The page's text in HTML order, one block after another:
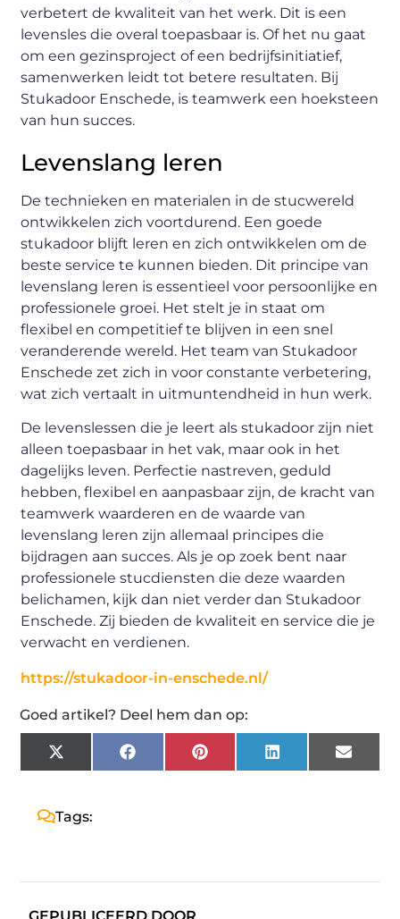
verbetert de kwaliteit van het werk. Dit is een
levensles die overal toepasbaar is. Of het nu gaat
om een gezinsproject of een bedrijfsinitiatief,
samenwerken leidt tot betere resultaten. Bij
Stukadoor Enschede, is teamwerk een hoeksteen
van hun succes.
Levenslang leren
De technieken en materialen in de stucwereld
ontwikkelen zich voortdurend. Een goede
stukadoor blijft leren en zich ontwikkelen om de
beste service te kunnen bieden. Dit principe van
levenslang leren is essentieel voor persoonlijke en
professionele groei. Het stelt je in staat om
flexibel en competitief te blijven in een snel
veranderende wereld. Het team van Stukadoor
Enschede zet zich in voor constante verbetering,
wat zich vertaalt in uitmuntendheid in hun werk.
De levenslessen die je leert als stukadoor zijn niet
alleen toepasbaar in het vak, maar ook in het
dagelijks leven. Perfectie nastreven, geduld
hebben, flexibel en aanpasbaar zijn, de kracht van
teamwerk waarderen en de waarde van
levenslang leren zijn allemaal principes die
bijdragen aan succes. Als je op zoek bent naar
professionele stucdiensten die deze waarden
belichamen, kijk dan niet verder dan Stukadoor
Enschede. Zij bieden de kwaliteit en service die je
verwacht en verdienen.
https://stukadoor-in-enschede.nl/
Goed artikel? Deel hem dan op:
X
(Twitter)
FacebookPinterestLinkedIn Email
Tags: